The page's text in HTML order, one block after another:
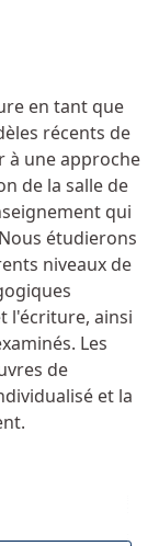
en tant que
récents de
à une approche
de la salle de
qui
étudierons
niveaux de
l'écriture, ainsi
Les
de
et la